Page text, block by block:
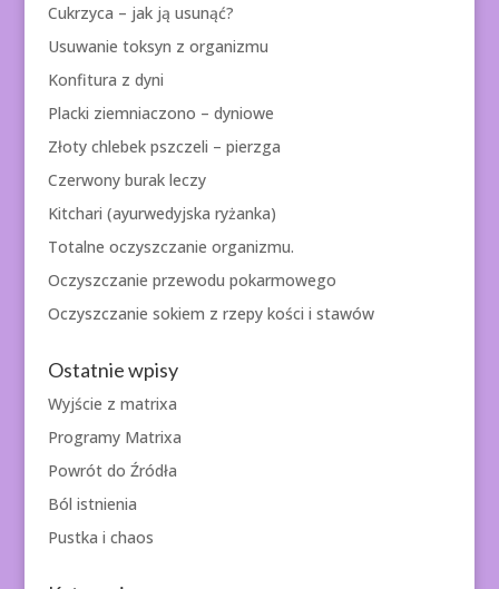
Cukrzyca – jak ją usunąć?
Usuwanie toksyn z organizmu
Konfitura z dyni
Placki ziemniaczono – dyniowe
Złoty chlebek pszczeli – pierzga
Czerwony burak leczy
Kitchari (ayurwedyjska ryżanka)
Totalne oczyszczanie organizmu.
Oczyszczanie przewodu pokarmowego
Oczyszczanie sokiem z rzepy kości i stawów
Ostatnie wpisy
Wyjście z matrixa
Programy Matrixa
Powrót do Źródła
Ból istnienia
Pustka i chaos